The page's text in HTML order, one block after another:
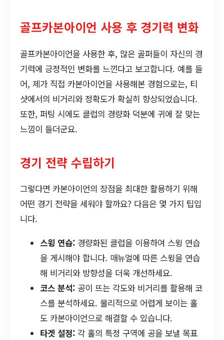
골프카본아이언 사용 후 경기력 변화
골프카본아이언을 사용한 후, 많은 골퍼들이 자신의 경
기력에 긍정적인 변화를 느낀다고 보고합니다. 예를 들
어, 제가 직접 카본아이언을 사용해본 경험으로는, 티
샷에서의 비거리와 정확도가 확실히 향상되었습니다.
또한, 퍼팅 시에도 클럽의 경량화 덕분에 귀에 잘 맞는
느낌이 들더군요.
경기 전략 수립하기
그렇다면 카본아이언의 장점을 최대한 활용하기 위해
어떤 경기 전략을 세워야 할까요? 다음은 몇 가지 팁입
니다.
스윙 연습: 경량화된 클럽을 이용하여 스윙 연습
을 게시해야 합니다. 매뉴얼에 따른 스윙을 연습
해 비거리와 방향성을 더욱 개선하세요.
코스 분석: 공이 뜨는 각도와 비거리를 활용해 코
스를 분석하세요. 물리적으로 어렵게 보이는 홀
도 카본아이언으로 해결할 수 있습니다.
타겟 설정: 각 홀의 특정 구역에 공을 보낼 목표